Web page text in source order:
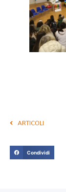
ARTICOLI
Condividi